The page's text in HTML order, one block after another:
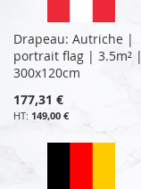
Drapeau: Autriche |
portrait flag | 3.5m² |
300x120cm
177,31 €
149,00 €